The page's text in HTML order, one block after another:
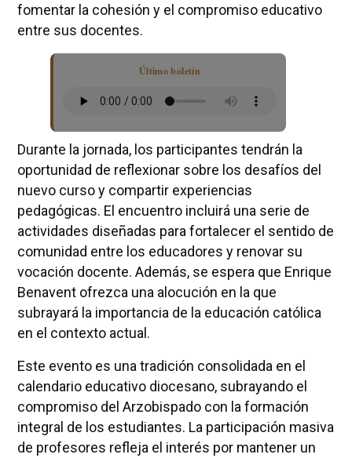
fomentar la cohesión y el compromiso educativo
entre sus docentes.
Último boletín
Durante la jornada, los participantes tendrán la
oportunidad de reflexionar sobre los desafíos del
nuevo curso y compartir experiencias
pedagógicas. El encuentro incluirá una serie de
actividades diseñadas para fortalecer el sentido de
comunidad entre los educadores y renovar su
vocación docente. Además, se espera que Enrique
Benavent ofrezca una alocución en la que
subrayará la importancia de la educación católica
en el contexto actual.
Este evento es una tradición consolidada en el
calendario educativo diocesano, subrayando el
compromiso del Arzobispado con la formación
integral de los estudiantes. La participación masiva
de profesores refleja el interés por mantener un